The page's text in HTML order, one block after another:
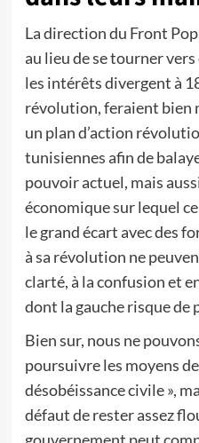
La direction du Front
au lieu de se tourner
les intérêts divergent à
révolution, feraient bien
un plan d’action
tunisiennes afin de
pouvoir actuel, mais
économique sur lequel
le grand écart avec des
à sa révolution ne
clarté, à la confusion et
dont la gauche risque de
Bien sur, nous ne
poursuivre les moyens
désobéissance civile »,
défaut de rester assez